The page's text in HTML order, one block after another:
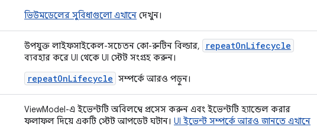
ভিউমডেলের সুবিধাগুলো এখানে দেখুন।
উপযুক্ত লাইফসাইকেল-সচেতন কো-রুটিন বিল্ডার, repeatOnLifecycle
ব্যবহার করে UI থেকে UI স্টেট সংগ্রহ করুন।
repeatOnLifecycle সম্পর্কে আরও পড়ুন।
ViewModel-এ ইভেন্টটি অবিলম্বে প্রসেস করুন এবং ইভেন্টটি হ্যান্ডেল করার
ফলাফল দিয়ে একটি স্টেট আপডেট ঘটান। UI ইভেন্ট সম্পর্কে আরও জানতে এখানে